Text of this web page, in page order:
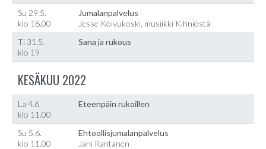
Su 29.5.
klo 18.00
Jumalanpalvelus
Jesse Koivukoski, musiikki Kihniöstä
Ti 31.5.
klo 19
Sana ja rukous
KESÄKUU 2022
La 4.6.
klo 11.00
Eteenpäin rukoillen
Su 5.6.
klo 11.00
Ehtoollisjumalanpalvelus
Jani Rantanen